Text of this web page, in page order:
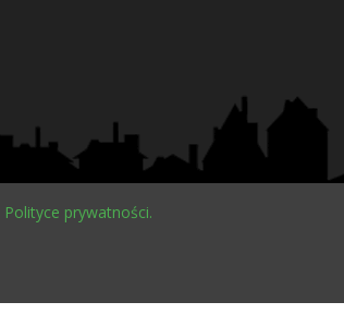
Polityce prywatności.